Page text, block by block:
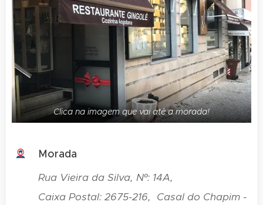
Clica na imagem que vai até a morada!
Morada
Rua Vieira da Silva, Nº: 14A,
Caixa Postal: 2675-216, Casal do Chapim -